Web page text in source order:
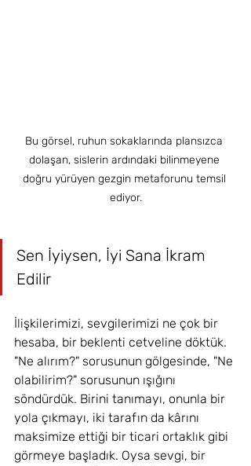
Bu görsel, ruhun sokaklarında plansızca
dolaşan, sislerin ardındaki bilinmeyene
doğru yürüyen gezgin metaforunu temsil
ediyor.
Sen İyiysen, İyi Sana İkram
Edilir
İlişkilerimizi, sevgilerimizi ne çok bir
hesaba, bir beklenti cetveline döktük.
"Ne alırım?" sorusunun gölgesinde, "Ne
olabilirim?" sorusunun ışığını
söndürdük. Birini tanımayı, onunla bir
yola çıkmayı, iki tarafın da kârını
maksimize ettiği bir ticari ortaklık gibi
görmeye başladık. Oysa sevgi, bir